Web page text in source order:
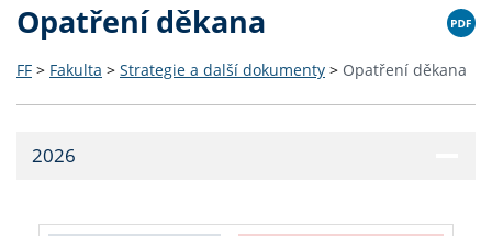
Opatření děkana
FF > Fakulta > Strategie a další dokumenty > Opatření děkana
2026